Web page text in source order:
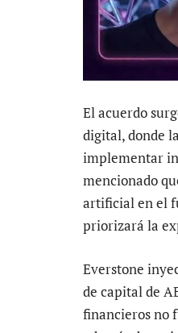
El acuerdo
digital, donde
implementar
mencionado
artificial en el
priorizará la
Everstone
de capital de
financieros no